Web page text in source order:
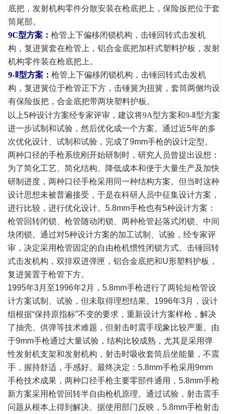
底把，发射机构零件分散安装在枪底把上，保险扳把位于套
筒尾部。
9C型方案： 枪管上下偏移闭锁机构，击锤回转式击发机
构，复进簧套在枪管上，铝合金底把加杆式塑料护板，发射
机构零件装在枪底把上。
9-Ⅱ 型方案： 枪管上下偏移闭锁机构，击锤回转式击发机
构，复进簧位于枪管正下方，击锤簧为扭簧，套筒两侧均设
有保险扳把，合金底把带两块塑料护板。
以上5种设计方案经专家评审，建议将9A型方案和9-Ⅱ 型方案
进一步试制和试验，然后优化成一个方案。通过近5年的多
次优化设计、试制和试验，完成了9mm手枪的设计定型。
两种口径的手枪系统刚开始研制时，研究人员曾提出设想：
为了简化工艺、简化结构、降低成本和便于大量生产及加快
研制进度，两种口径手枪采用同一种结构方案。但当时这种
设计思想未被普遍接受，于是在科研人员中征集设计方案，
进行比较，进行优化设计。5.8mm手枪也有5种设计方案：
枪管回转闭锁、枪管随动闭锁、两种枪管起落式闭锁、中间
块闭锁。通过对5种设计方案的加工试制、试验，经专家评
审，决定采用枪管固定的自由枪机惯性闭锁方式。击锤回转
式击发机构，双排双进弹匣，铝合金底把和U形塑料护板，
复进簧置于枪管下方。
1995年3月至1996年2月，5.8mm手枪进行了两轮短枪管设
计方案试制、试验，但未取得理想结果。1996年3月，设计
组根据“保持原指标”不变的要求，重新设计方案样枪，解决
了抽壳、供弹等技术难题，但射击时震手现象比较严重。由
于9mm手枪通过大量试验，结构比较成熟，尤其是采用弹
性发射机支架和发射机构，射击时吸收套筒后坐能量，不震
手，握持舒适，手感好。最终决定：5.8mm手枪采用9mm
手枪技术成果，两种口径手枪主要零部件通用，5.8mm手枪
新方案采用枪管回转半自由枪机原理。通过试验，射击震手
问题从根本上得到解决。据使用部门反映，5.8mm手枪射击